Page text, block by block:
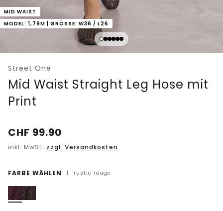
MID WAIST
MODEL: 1,79M | GRÖSSE: W36 / L26
Street One
Mid Waist Straight Leg Hose mit
Print
CHF 99.90
inkl. MwSt. zzgl. Versandkosten
FARBE WÄHLEN | rustic rouge